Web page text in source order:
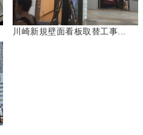
川崎新規壁面看板取替工事...